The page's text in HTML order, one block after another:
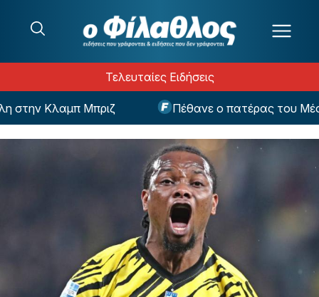
Τελευταίες Ειδήσεις
Κλαμπ Μπριζ Πέθανε ο πατέρας του Μέσι